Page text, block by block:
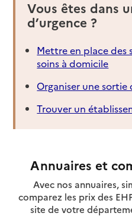
Adresse
27 rue Songieu
69100-Villeurbanne
04 78 68 10 59
Contact
Source des données : Finess n°
31 place Jules
69100-Villeurbanne
Vous êtes dans
d’urgence ?
Mettre en place des
soins à domicile
Organiser une
Trouver un
Annuaires et
Avec nos annuaires,
comparez les prix des
site de votre